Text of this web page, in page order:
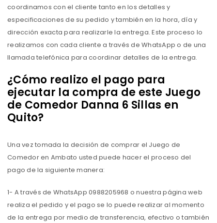
coordinamos con el cliente tanto en los detalles y
especificaciones de su pedido y también en la hora, día y
dirección exacta para realizarle la entrega. Este proceso lo
realizamos con cada cliente a través de WhatsApp o de una
llamada telefónica para coordinar detalles de la entrega.
¿Cómo realizo el pago para
ejecutar la compra de este Juego
de Comedor Danna 6 Sillas en
Quito?
Una vez tomada la decisión de comprar el Juego de
Comedor en Ambato usted puede hacer el proceso del
pago de la siguiente manera:
1- A través de WhatsApp 0988205968 o nuestra página web
realiza el pedido y el pago se lo puede realizar al momento
de la entrega por medio de transferencia, efectivo o también